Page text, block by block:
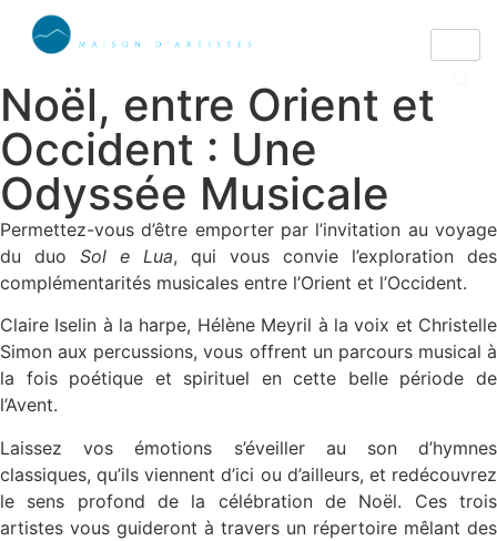
Noël, entre Orient et
Occident : Une
Odyssée Musicale
Permettez-vous d’être emporter par l’invitation au voyage
du duo Sol e Lua, qui vous convie l’exploration des
complémentarités musicales entre l’Orient et l’Occident.
Claire Iselin à la harpe, Hélène Meyril à la voix et Christelle
Simon aux percussions, vous offrent un parcours musical à
la fois poétique et spirituel en cette belle période de
l’Avent.
Laissez vos émotions s’éveiller au son d’hymnes
classiques, qu’ils viennent d’ici ou d’ailleurs, et redécouvrez
le sens profond de la célébration de Noël. Ces trois
artistes vous guideront à travers un répertoire mêlant des